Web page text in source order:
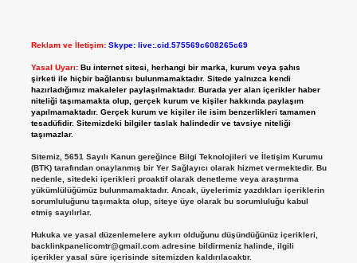
Reklam ve İletişim: Skype: live:.cid.575569c608265c69
Yasal Uyarı: Bu internet sitesi, herhangi bir marka, kurum veya şahıs
şirketi ile hiçbir bağlantısı bulunmamaktadır. Sitede yalnızca kendi
hazırladığımız makaleler paylaşılmaktadır. Burada yer alan içerikler haber
niteliği taşımamakta olup, gerçek kurum ve kişiler hakkında paylaşım
yapılmamaktadır. Gerçek kurum ve kişiler ile isim benzerlikleri tamamen
tesadüfidir. Sitemizdeki bilgiler taslak halindedir ve tavsiye niteliği
taşımazlar.
Sitemiz, 5651 Sayılı Kanun gereğince Bilgi Teknolojileri ve İletişim Kurumu
(BTK) tarafından onaylanmış bir Yer Sağlayıcı olarak hizmet vermektedir. Bu
nedenle, sitedeki içerikleri proaktif olarak denetleme veya araştırma
yükümlülüğümüz bulunmamaktadır. Ancak, üyelerimiz yazdıkları içeriklerin
sorumluluğunu taşımakta olup, siteye üye olarak bu sorumluluğu kabul
etmiş sayılırlar.
Hukuka ve yasal düzenlemelere aykırı olduğunu düşündüğünüz içerikleri,
backlinkpanelicomtr@gmail.comadresine bildirmeniz halinde, ilgili
içerikler yasal süre içerisinde sitemizden kaldırılacaktır.